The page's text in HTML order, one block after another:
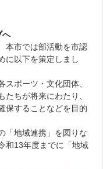
へ
本市では部活動を市認
に以下を策定しまし
ポーツ・文化団体、
ちが将来にわたり、
保することなどを目的
「地域連携」を図りな
和13年度までに「地域